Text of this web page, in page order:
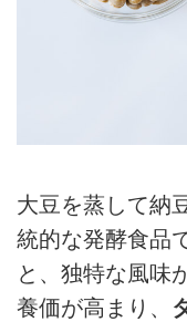
大豆を蒸して納
統的な発酵食品
と、独特な風味
養価が高まり、